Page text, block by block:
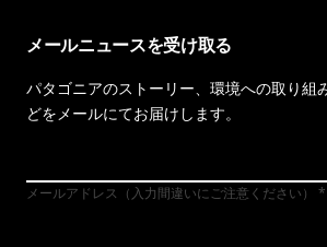
メールニュースを受け取る
パタゴニアのストーリー、環境への取り組
どをメールにてお届けします。
メールアドレス（入力間違いにご注意ください）